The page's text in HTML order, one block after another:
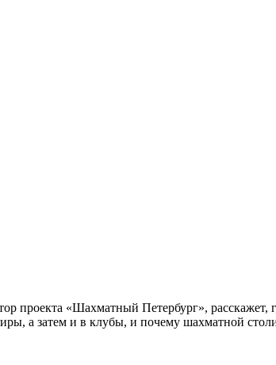
проекта «Шахматный Петербург», расскажет,
а затем и в клубы, и почему шахматной